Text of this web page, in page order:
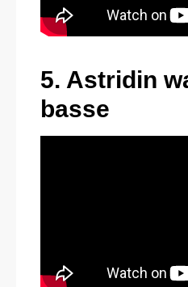
5. Astridin
basse